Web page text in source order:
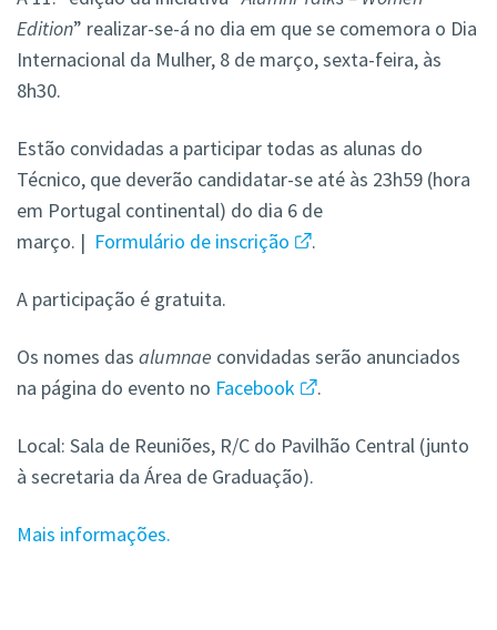
Edition” realizar-se-á no dia em que se comemora o Dia
Internacional da Mulher, 8 de março, sexta-feira, às
8h30.
Estão convidadas a participar todas as alunas do
Técnico, que deverão candidatar-se até às 23h59 (hora
em Portugal continental) do dia 6 de
março. | Formulário de inscrição .
A participação é gratuita.
Os nomes das alumnae convidadas serão anunciados
na página do evento no Facebook .
Local: Sala de Reuniões, R/C do Pavilhão Central (junto
à secretaria da Área de Graduação).
Mais informações.